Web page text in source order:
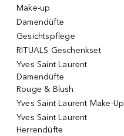
Make-up
Damendüfte
Gesichtspflege
RITUALS Geschenkset
Yves Saint Laurent
Damendüfte
Rouge & Blush
Yves Saint Laurent Make-Up
Yves Saint Laurent
Herrendüfte